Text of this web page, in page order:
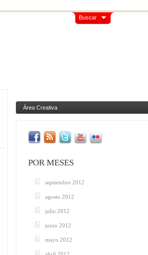
Buscar
Área Creativa
POR MESES
septiembre 2012
agosto 2012
julio 2012
junio 2012
mayo 2012